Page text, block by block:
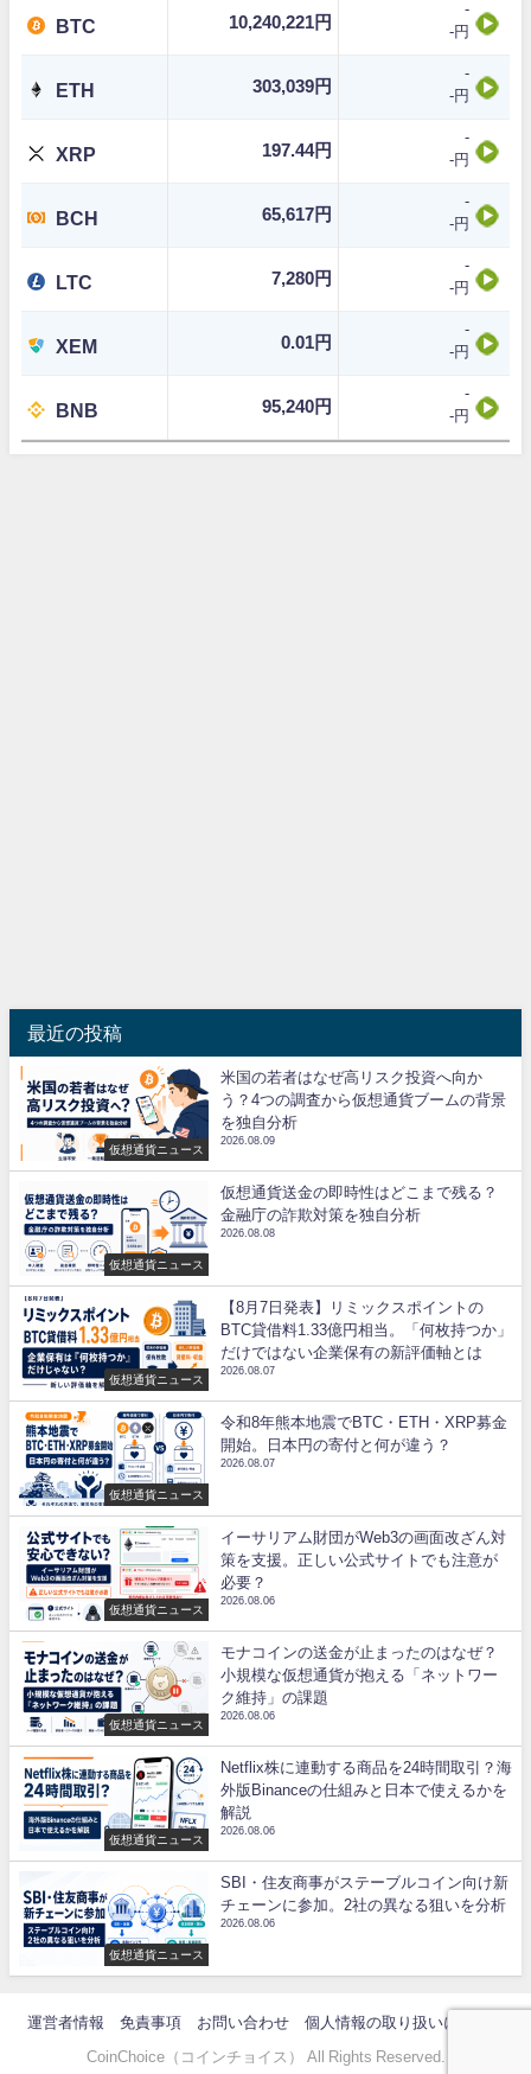
BTC 10,240,221円
-
-円
ETH 303,039円
-
-円
XRP 197.44円
-
-円
BCH 65,617円
-
-円
LTC 7,280円
-
-円
XEM 0.01円
-
-円
BNB 95,240円
-
-円
最近の投稿
仮想通貨ニュース
米国の若者はなぜ高リスク投資へ向か
う？4つの調査から仮想通貨ブームの背景
を独自分析
2026.08.09
仮想通貨ニュース
仮想通貨送金の即時性はどこまで残る？
金融庁の詐欺対策を独自分析
2026.08.08
仮想通貨ニュース
【8月7日発表】リミックスポイントの
BTC貸借料1.33億円相当。「何枚持つか」
だけではない企業保有の新評価軸とは
2026.08.07
仮想通貨ニュース
令和8年熊本地震でBTC・ETH・XRP募金
開始。日本円の寄付と何が違う？
2026.08.07
仮想通貨ニュース
イーサリアム財団がWeb3の画面改ざん対
策を支援。正しい公式サイトでも注意が
必要？
2026.08.06
仮想通貨ニュース
モナコインの送金が止まったのはなぜ？
小規模な仮想通貨が抱える「ネットワー
ク維持」の課題
2026.08.06
仮想通貨ニュース
Netflix株に連動する商品を24時間取引？海
外版Binanceの仕組みと日本で使えるかを
解説
2026.08.06
仮想通貨ニュース
SBI・住友商事がステーブルコイン向け新
チェーンに参加。2社の異なる狙いを分析
2026.08.06
運営者情報 免責事項 お問い合わせ 個人情報の取り扱いについて
CoinChoice（コインチョイス） All Rights Reserved.